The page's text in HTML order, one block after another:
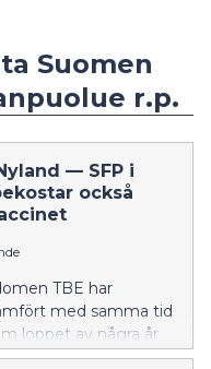
Suomen
r.p.
— SFP i
också
TBE har
med samma tid
loppet av några år
i östnyländska